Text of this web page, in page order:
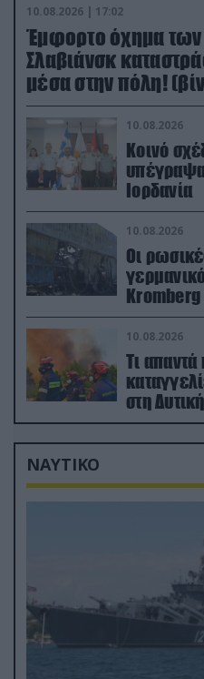
10.08.2026 | 17:02
Έμφορτο όχημα
Σλαβιάνσκ
μέσα στην πόλη!
10.08.2026
Κοινό
Ιορδανία
10.08.2026
Οι
Kromberg
Ουκρανία
10.08.2026
Τι απαντά
στη
φαγητό
ΝΑΥΤΙΚΟ